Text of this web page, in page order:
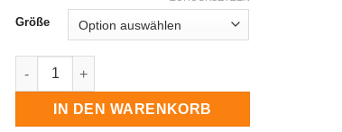
Größe
Stirnband gedreht Menge
IN DEN WARENKORB